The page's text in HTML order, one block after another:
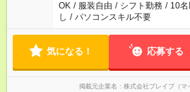
OK / 服装自由 / シフト勤務 / 10
し / パソコンスキル不要
気になる！ 応募する
掲載元企業名 株式会社ブレイブ（マ